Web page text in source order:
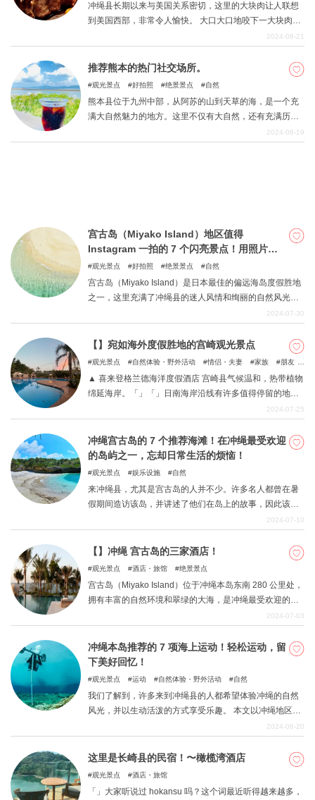
冲绳县长期以来与美国关系密切，这里的大块肉让人联想
到美国西部，非常令人愉快。 大口大口地咬下一大块肉是
一种非常自由的体验。 所有这些都是正宗的上等牛排，越
的环境中享受肉类。
2024-08-21
推荐熊本的热门社交场所。
观光景点 好拍照 绝景景点 自然
熊本县位于九州中部，从阿苏的山到天草的海，是一个充
满大自然魅力的地方。这里不仅有大自然，还有充满历史
感的建筑和最新景点。在熊本的摄影景点，您可以欣赏到
2024-08-19
宫古岛（Miyako Island）地区值得
Instagram 一拍的 7 个闪亮景点！用照片创
造美好回忆
观光景点 好拍照 绝景景点 自然
宫古岛（Miyako Island）是日本最佳的偏远海岛度假胜地
之一，这里充满了冲绳县的迷人风情和绚丽的自然风光。
本文介绍了从美味佳肴到美妙壮观的风景等众多景点，让
忆，让您终生难忘。
2024-07-30
【】宛如海外度假胜地的宫崎观光景点
观光景点 自然体验・野外活动 情侣・夫妻 家族
朋友
▲ 喜来登格兰德海洋度假酒店 宫崎县气候温和，热带植物
绵延海岸。「」「」日南海岸沿线有许多值得停留的地
方，如三梅西日南和翠岬，您可以一边驾车一边享受这里
会让您感受到日本海外度假胜地的风情，同时也介绍了第
一次到宫崎旅行时必须游览的景点。在计划初夏旅行时，
不妨将本文作为参考。
2024-07-25
冲绳宫古岛的 7 个推荐海滩！在冲绳最受欢迎
的岛屿之一，忘却日常生活的烦恼！
观光景点 娱乐设施 自然
来冲绳县，尤其是宫古岛的人并不少。许多名人都曾在暑
假期间造访该岛，并讲述了他们在岛上的故事，因此该岛
成为许多人向往的旅游胜地。 在本文中，我们将介绍宫古
自由的象征。 这里有七件事。
2024-07-10
【】冲绳 宫古岛的三家酒店！
观光景点 酒店・旅馆 绝景景点
宫古岛（Miyako Island）位于冲绳本岛东南 280 公里处，
拥有丰富的自然环境和翠绿的大海，是冲绳最受欢迎的偏
远岛屿之一。在本文中，我们将介绍宫古岛上三家不错的
2024-07-03
冲绳本岛推荐的 7 项海上运动！轻松运动，留
下美好回忆！
观光景点 运动 自然体验・野外活动 自然
我们了解到，许多来到冲绳县的人都希望体验冲绳的自然
风光，并以生动活泼的方式享受乐趣。 本文以冲绳地区，
特别是冲绳本岛为重点，介绍在该地区可以享受的七种海
尽情体验大海、阳光、天空和壮丽的自然风光。
2024-06-20
这里是长崎县的民宿！〜橄榄湾酒店
观光景点 酒店・旅馆
「」大家听说过 hokansu 吗？这个词最近听得越来越多，